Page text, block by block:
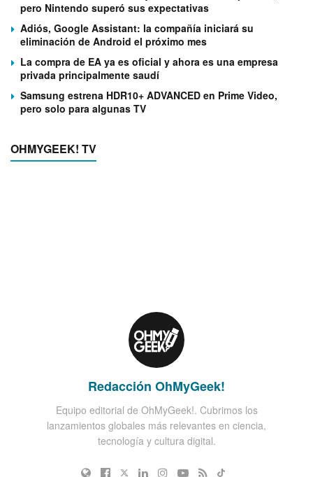
pero Nintendo superó sus expectativas
Adiós, Google Assistant: la compañía iniciará su
eliminación de Android el próximo mes
La compra de EA ya es oficial y ahora es una empresa
privada principalmente saudí
Samsung estrena HDR10+ ADVANCED en Prime Video,
pero solo para algunas TV
OHMYGEEK! TV
Redacción OhMyGeek!
Equipo editorial de OhMyGeek!. Cubrimos los
lanzamientos globales más relevantes en ciencia,
tecnología y cultura digital.